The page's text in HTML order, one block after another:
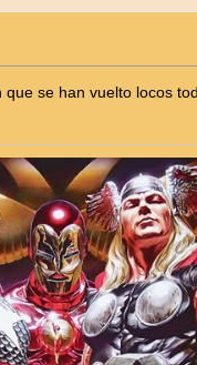
se han vuelto locos